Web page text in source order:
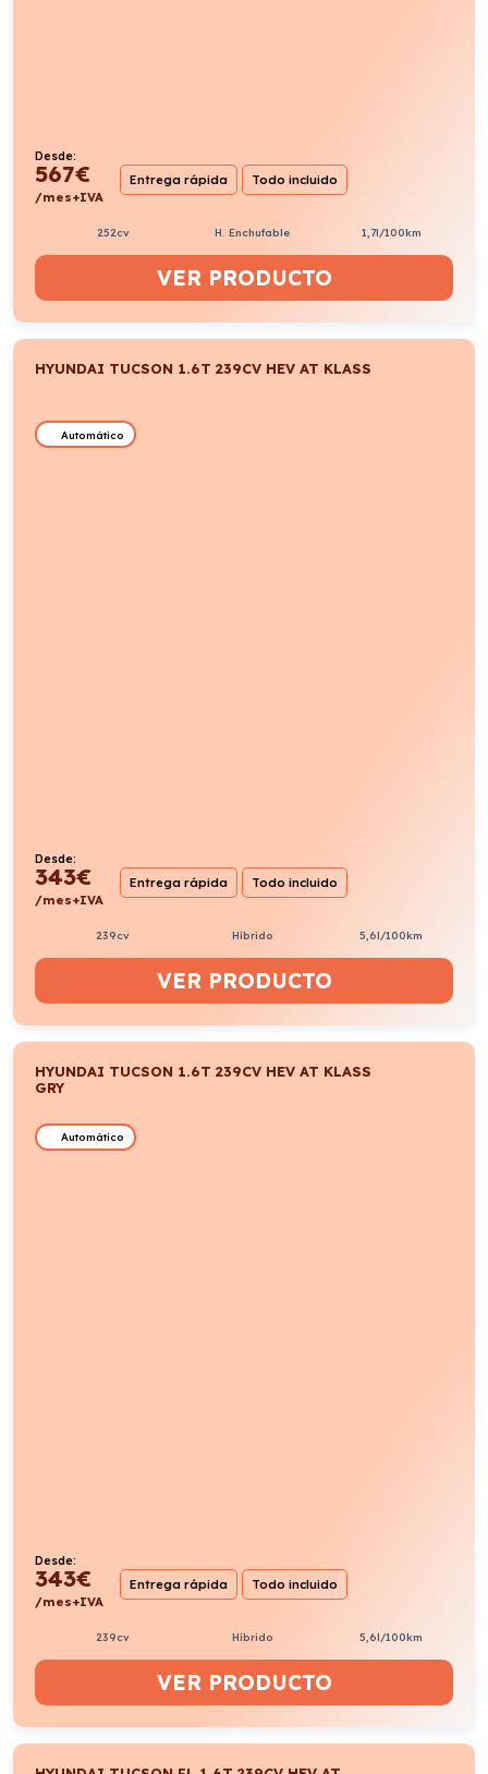
Desde:
567€
/mes+IVA
Entrega rápida Todo incluido
252cv H. Enchufable 1,7l/100km
VER PRODUCTO
HYUNDAI TUCSON 1.6T 239CV HEV AT KLASS
Automático
Desde:
343€
/mes+IVA
Entrega rápida Todo incluido
239cv Híbrido 5,6l/100km
VER PRODUCTO
HYUNDAI TUCSON 1.6T 239CV HEV AT KLASS
GRY
Automático
Desde:
343€
/mes+IVA
Entrega rápida Todo incluido
239cv Híbrido 5,6l/100km
VER PRODUCTO